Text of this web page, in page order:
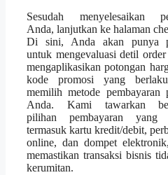
Sesudah menyelesaikan
Anda, lanjutkan ke halaman
Di sini, Anda akan punya
untuk mengevaluasi detil
mengaplikasikan potongan
kode promosi yang
memilih metode pembayaran
Anda. Kami tawarkan
pilihan pembayaran yang
termasuk kartu kredit/debit,
online, dan dompet
memastikan transaksi bisnis
kerumitan.